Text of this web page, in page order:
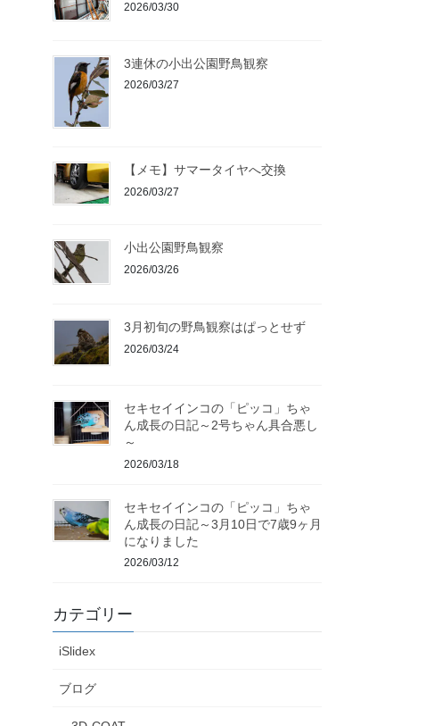
2026/03/30
3連休の小出公園野鳥観察
2026/03/27
【メモ】サマータイヤへ交換
2026/03/27
小出公園野鳥観察
2026/03/26
3月初旬の野鳥観察はぱっとせず
2026/03/24
セキセイインコの「ピッコ」ちゃ
ん成長の日記～2号ちゃん具合悪し
～
2026/03/18
セキセイインコの「ピッコ」ちゃ
ん成長の日記～3月10日で7歳9ヶ月
になりました
2026/03/12
カテゴリー
iSlidex
ブログ